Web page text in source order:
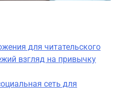
для читательского
взгляд на привычку
сеть для